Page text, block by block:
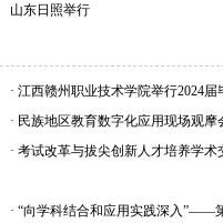
山东日照举行
· 江西赣州职业技术学院举行2024届
· 民族地区教育数字化应用现场观
· 考试改革与拔尖创新人才培养学
· “向学科结合和应用实践深入”——